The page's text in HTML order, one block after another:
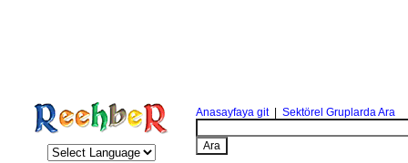
Anasayfaya git| Sektörel Gruplarda Ara